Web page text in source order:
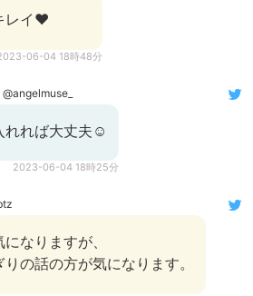
レイ♥️
06-04 18時48分
@angelmuse_
れれば大丈夫☺️
2023-06-04 18時25分
なりますが、
の話の方が気になります。